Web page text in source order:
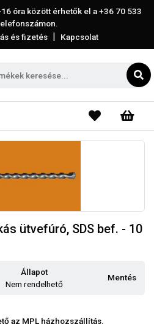
óra között érhetők el a+36 70 533
és fizetés | Kapcsolat
ütvefúró, SDS bef. - 10
Állapot
Nem rendelhető
Mentés
az MPL házhozszállítás.